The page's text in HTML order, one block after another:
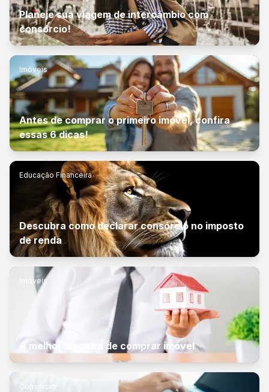
Planeje sua viagem de intercâmbio com
consórcio!
Imóveis
Antes de comprar o primeiro imóvel, confira
essas 6 dicas!
Educação Financeira
Descubra como declarar consórcio no imposto
de renda
Imóveis
A melhor maneira de comprar imóvel
Consórcio